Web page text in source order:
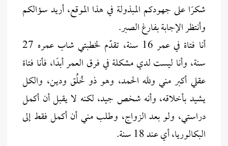
شكرًا على جهودكم المبذولة في هذا الموقع، أريد سؤالكم
وأنتظر الإجابة بفارغ الصبر.
أنا فتاة في عمر 16 سنة، تقدّم لخطبتي شاب عمره 27
سنة، وأنا ليست لدي مشكلة في فرق العمر أبدًا، فأنا فتاة
عقلي أكبر مني ولله الحمد، وهو ذو خُلُق ودين، والكل
يشيد بأخلاقه، وأنه شخص جيد، لكنه لا يقبل أن أكمل
دراستي، ولو بعد الزواج، وطلب مني أن أكمل فقط إلى
البكالوريا، أي عند 18 سنة.